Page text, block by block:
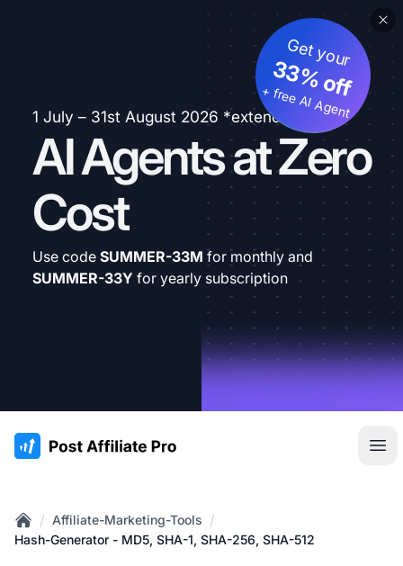
1 July – 31st August 2026 *extended
AI Agents at Zero
Cost
Get your
33% off
+ free AI Agent
Use code SUMMER-33M for monthly and
SUMMER-33Y for yearly subscription
:site.title
Home
/ Affiliate-Marketing-Tools /
Hash-Generator - MD5, SHA-1, SHA-256, SHA-512